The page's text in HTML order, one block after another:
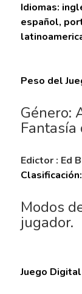
Idiomas:
español,
Peso del
Género:
Fantasía
Edictor : Ed
Modos
jugador.
Juego